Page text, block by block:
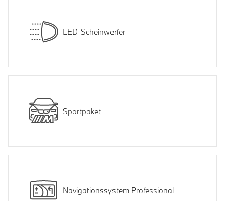
LED-Scheinwerfer
Sportpaket
Navigationssystem Professional